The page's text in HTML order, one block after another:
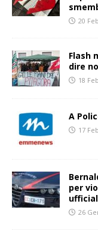
20
Flash
dire
18
A
17
per
26